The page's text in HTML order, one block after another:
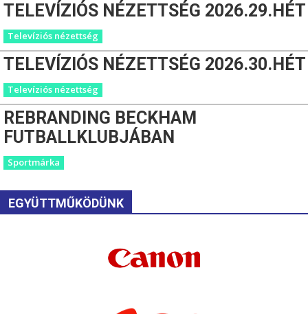
TELEVÍZIÓS NÉZETTSÉG 2026.29.HÉT
Televíziós nézettség
TELEVÍZIÓS NÉZETTSÉG 2026.30.HÉT
Televíziós nézettség
REBRANDING BECKHAM
FUTBALLKLUBJÁBAN
Sportmárka
EGYÜTTMŰKÖDÜNK